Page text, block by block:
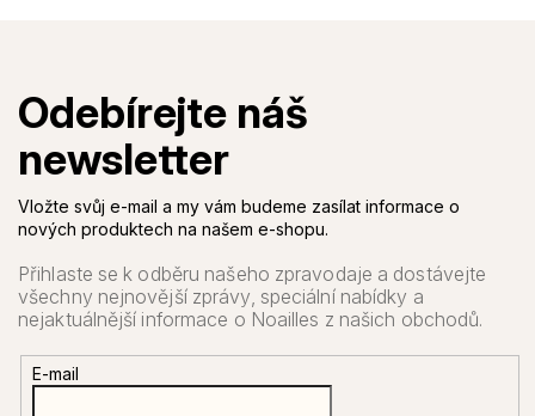
Vložte svůj e-mail a my vám budeme zasílat informace o
nových produktech na našem e-shopu.
E-mail